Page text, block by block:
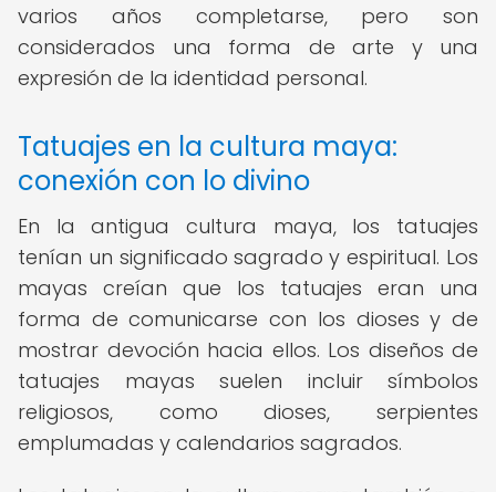
varios años completarse, pero son
considerados una forma de arte y una
expresión de la identidad personal.
Tatuajes en la cultura maya:
conexión con lo divino
En la antigua cultura maya, los tatuajes
tenían un significado sagrado y espiritual. Los
mayas creían que los tatuajes eran una
forma de comunicarse con los dioses y de
mostrar devoción hacia ellos. Los diseños de
tatuajes mayas suelen incluir símbolos
religiosos, como dioses, serpientes
emplumadas y calendarios sagrados.